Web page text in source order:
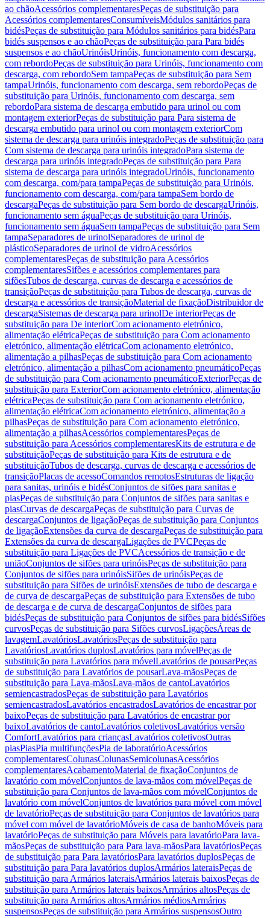
ao chãoAcessórios complementaresPeças de substituição para
Acessórios complementaresConsumíveisMódulos sanitários para
bidésPeças de substituição para Módulos sanitários para bidésPara
bidés suspensos e ao chãoPeças de substituição para Para bidés
suspensos e ao chãoUrinóisUrinóis, funcionamento com descarga,
com rebordoPeças de substituição para Urinóis, funcionamento com
descarga, com rebordoSem tampaPeças de substituição para Sem
tampaUrinóis, funcionamento com descarga, sem rebordoPeças de
substituição para Urinóis, funcionamento com descarga, sem
rebordoPara sistema de descarga embutido para urinol ou com
montagem exteriorPeças de substituição para Para sistema de
descarga embutido para urinol ou com montagem exteriorCom
sistema de descarga para urinóis integradoPeças de substituição para
Com sistema de descarga para urinóis integradoPara sistema de
descarga para urinóis integradoPeças de substituição para Para
sistema de descarga para urinóis integradoUrinóis, funcionamento
com descarga, com/para tampaPeças de substituição para Urinóis,
funcionamento com descarga, com/para tampaSem bordo de
descargaPeças de substituição para Sem bordo de descargaUrinóis,
funcionamento sem águaPeças de substituição para Urinóis,
funcionamento sem águaSem tampaPeças de substituição para Sem
tampaSeparadores de urinolSeparadores de urinol de
plásticoSeparadores de urinol de vidroAcessórios
complementaresPeças de substituição para Acessórios
complementaresSifões e acessórios complementares para
sifõesTubos de descarga, curvas de descarga e acessórios de
transiçãoPeças de substituição para Tubos de descarga, curvas de
descarga e acessórios de transiçãoMaterial de fixaçãoDistribuidor de
descargaSistemas de descarga para urinolDe interiorPeças de
substituição para De interiorCom acionamento eletrónico,
alimentação elétricaPeças de substituição para Com acionamento
eletrónico, alimentação elétricaCom acionamento eletrónico,
alimentação a pilhasPeças de substituição para Com acionamento
eletrónico, alimentação a pilhasCom acionamento pneumáticoPeças
de substituição para Com acionamento pneumáticoExteriorPeças de
substituição para ExteriorCom acionamento eletrónico, alimentação
elétricaPeças de substituição para Com acionamento eletrónico,
alimentação elétricaCom acionamento eletrónico, alimentação a
pilhasPeças de substituição para Com acionamento eletrónico,
alimentação a pilhasAcessórios complementaresPeças de
substituição para Acessórios complementaresKits de estrutura e de
substituiçãoPeças de substituição para Kits de estrutura e de
substituiçãoTubos de descarga, curvas de descarga e acessórios de
transiçãoPlacas de acessoComandos remotosEstruturas de ligação
para sanitas, urinóis e bidésConjuntos de sifões para sanitas e
piasPeças de substituição para Conjuntos de sifões para sanitas e
piasCurvas de descargaPeças de substituição para Curvas de
descargaConjuntos de ligaçãoPeças de substituição para Conjuntos
de ligaçãoExtensões da curva de descargaPeças de substituição para
Extensões da curva de descargaLigações de PVCPeças de
substituição para Ligações de PVCAcessórios de transição e de
uniãoConjuntos de sifões para urinóisPeças de substituição para
Conjuntos de sifões para urinóisSifões de urinóisPeças de
substituição para Sifões de urinóisExtensões de tubo de descarga e
de curva de descargaPeças de substituição para Extensões de tubo
de descarga e de curva de descargaConjuntos de sifões para
bidésPeças de substituição para Conjuntos de sifões para bidésSifões
curvosPeças de substituição para Sifões curvosLigaçõesÁreas de
lavagemLavatóriosLavatóriosPeças de substituição para
LavatóriosLavatórios duplosLavatórios para móvelPeças de
substituição para Lavatórios para móvelLavatórios de pousarPeças
de substituição para Lavatórios de pousarLava-mãosPeças de
substituição para Lava-mãosLava-mãos de cantoLavatórios
semiencastradosPeças de substituição para Lavatórios
semiencastradosLavatórios encastradosLavatórios de encastrar por
baixoPeças de substituição para Lavatórios de encastrar por
baixoLavatórios de cantoLavatórios coletivosLavatórios versão
ComfortLavatórios para criançasLavatórios coletivosOutras
piasPiasPia multifunçõesPia de laboratórioAcessórios
complementaresColunasColunasSemicolunasAcessórios
complementaresAcabamentoMaterial de fixaçãoConjuntos de
lavatório com móvelConjuntos de lava-mãos com móvelPeças de
substituição para Conjuntos de lava-mãos com móvelConjuntos de
lavatório com móvelConjuntos de lavatórios para móvel com móvel
de lavatórioPeças de substituição para Conjuntos de lavatórios para
móvel com móvel de lavatórioMóveis de casa de banhoMóveis para
lavatórioPeças de substituição para Móveis para lavatórioPara lava-
mãosPeças de substituição para Para lava-mãosPara lavatóriosPeças
de substituição para Para lavatóriosPara lavatórios duplosPeças de
substituição para Para lavatórios duplosArmários lateraisPeças de
substituição para Armários lateraisArmários laterais baixosPeças de
substituição para Armários laterais baixosArmários altosPeças de
substituição para Armários altosArmários médiosArmários
suspensosPeças de substituição para Armários suspensosOutro